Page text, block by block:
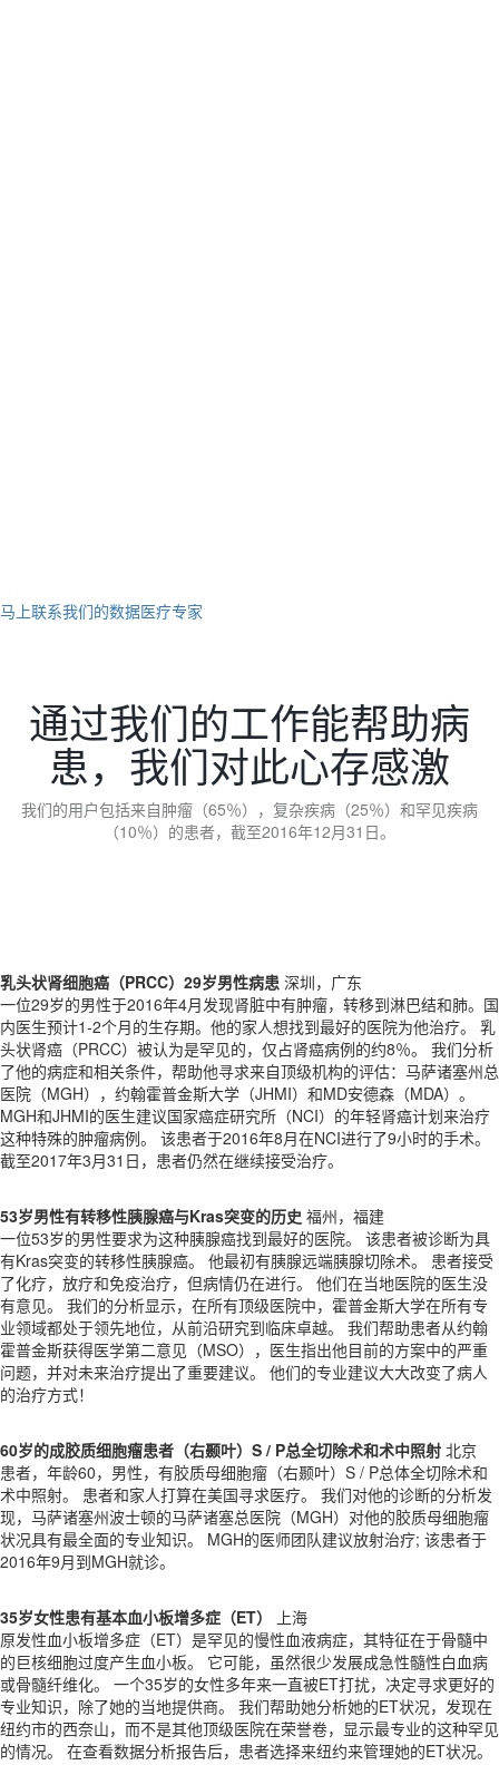
马上联系我们的数据医疗专家
通过我们的工作能帮助病
患，我们对此心存感激
我们的用户包括来自肿瘤（65％），复杂疾病（25％）和罕见疾病
（10％）的患者，截至2016年12月31日。
乳头状肾细胞癌（PRCC）29岁男性病患 深圳，广东
一位29岁的男性于2016年4月发现肾脏中有肿瘤，转移到淋巴结和肺。国
内医生预计1-2个月的生存期。他的家人想找到最好的医院为他治疗。 乳
头状肾癌（PRCC）被认为是罕见的，仅占肾癌病例的约8％。 我们分析
了他的病症和相关条件，帮助他寻求来自顶级机构的评估：马萨诸塞州总
医院（MGH），约翰霍普金斯大学（JHMI）和MD安德森（MDA）。
MGH和JHMI的医生建议国家癌症研究所（NCI）的年轻肾癌计划来治疗
这种特殊的肿瘤病例。 该患者于2016年8月在NCI进行了9小时的手术。
截至2017年3月31日，患者仍然在继续接受治疗。
53岁男性有转移性胰腺癌与Kras突变的历史 福州，福建
一位53岁的男性要求为这种胰腺癌找到最好的医院。 该患者被诊断为具
有Kras突变的转移性胰腺癌。 他最初有胰腺远端胰腺切除术。 患者接受
了化疗，放疗和免疫治疗，但病情仍在进行。 他们在当地医院的医生没
有意见。 我们的分析显示，在所有顶级医院中，霍普金斯大学在所有专
业领域都处于领先地位，从前沿研究到临床卓越。 我们帮助患者从约翰
霍普金斯获得医学第二意见（MSO），医生指出他目前的方案中的严重
问题，并对未来治疗提出了重要建议。 他们的专业建议大大改变了病人
的治疗方式！
60岁的成胶质细胞瘤患者（右颞叶）S / P总全切除术和术中照射 北京
患者，年龄60，男性，有胶质母细胞瘤（右颞叶）S / P总体全切除术和
术中照射。 患者和家人打算在美国寻求医疗。 我们对他的诊断的分析发
现，马萨诸塞州波士顿的马萨诸塞总医院（MGH）对他的胶质母细胞瘤
状况具有最全面的专业知识。 MGH的医师团队建议放射治疗; 该患者于
2016年9月到MGH就诊。
35岁女性患有基本血小板增多症（ET）
上海
原发性血小板增多症（ET）是罕见的慢性血液病症，其特征在于骨髓中
的巨核细胞过度产生血小板。 它可能，虽然很少发展成急性髓性白血病
或骨髓纤维化。 一个35岁的女性多年来一直被ET打扰，决定寻求更好的
专业知识，除了她的当地提供商。 我们帮助她分析她的ET状况，发现在
纽约市的西奈山，而不是其他顶级医院在荣誉卷，显示最专业的这种罕见
的情况。
在查看数据分析报告后，患者选择来纽约来管理她的ET状况。